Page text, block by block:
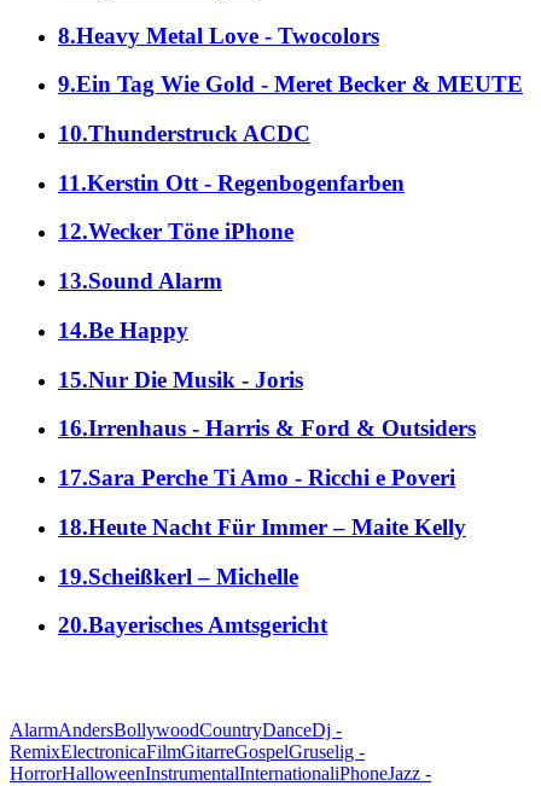
8.Heavy Metal Love - Twocolors
9.Ein Tag Wie Gold - Meret Becker & MEUTE
10.Thunderstruck ACDC
11.Kerstin Ott - Regenbogenfarben
12.Wecker Töne iPhone
13.Sound Alarm
14.Be Happy
15.Nur Die Musik - Joris
16.Irrenhaus - Harris & Ford & Outsiders
17.Sara Perche Ti Amo - Ricchi e Poveri
18.Heute Nacht Für Immer – Maite Kelly
19.Scheißkerl – Michelle
20.Bayerisches Amtsgericht
AlarmAndersBollywoodCountryDanceDj -
RemixElectronicaFilmGitarreGospelGruselig -
HorrorHalloweenInstrumentalInternationaliPhoneJazz -